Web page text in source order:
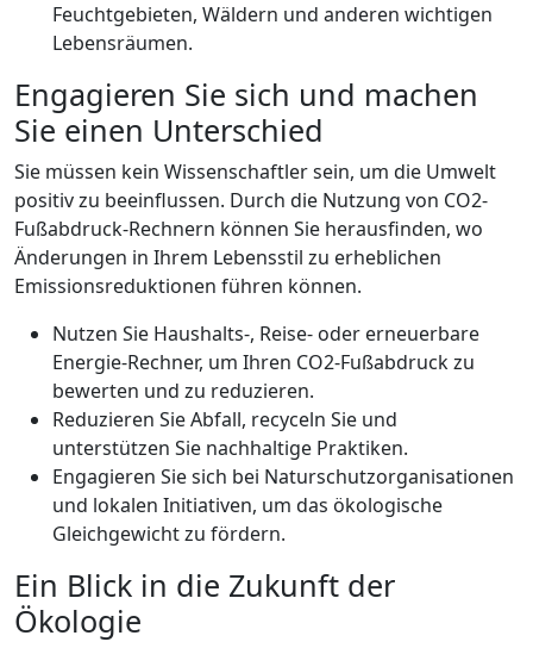
Feuchtgebieten, Wäldern und anderen wichtigen
Lebensräumen.
Engagieren Sie sich und machen
Sie einen Unterschied
Sie müssen kein Wissenschaftler sein, um die Umwelt
positiv zu beeinflussen. Durch die Nutzung von CO2-
Fußabdruck-Rechnern können Sie herausfinden, wo
Änderungen in Ihrem Lebensstil zu erheblichen
Emissionsreduktionen führen können.
Nutzen Sie Haushalts-, Reise- oder erneuerbare
Energie-Rechner, um Ihren CO2-Fußabdruck zu
bewerten und zu reduzieren.
Reduzieren Sie Abfall, recyceln Sie und
unterstützen Sie nachhaltige Praktiken.
Engagieren Sie sich bei Naturschutzorganisationen
und lokalen Initiativen, um das ökologische
Gleichgewicht zu fördern.
Ein Blick in die Zukunft der
Ökologie